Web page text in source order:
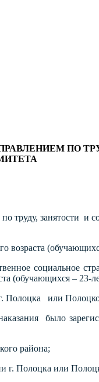
ПО
труду, занятости и
возраста
социальное
(обучающихся – 23-
Полоцка или
было
района;
г. Полоцка или